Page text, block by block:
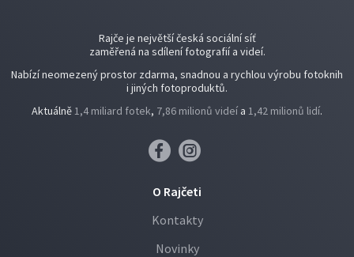
Rajče je největší česká sociální síť
zaměřená na sdílení fotografií a videí.
Nabízí neomezený prostor zdarma, snadnou a rychlou výrobu fotoknih
i jiných fotoproduktů.
Aktuálně1,4 miliard fotek, 7,86 milionů videí a 1,42 milionů lidí.
O Rajčeti
Kontakty
Novinky